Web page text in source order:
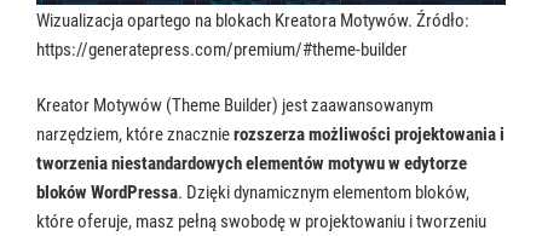
Wizualizacja opartego na blokach Kreatora Motywów. Źródło:
https://generatepress.com/premium/#theme-builder
Kreator Motywów (Theme Builder) jest zaawansowanym
narzędziem, które znacznierozszerza możliwości projektowania i
tworzenia niestandardowych elementów motywu w edytorze
bloków WordPressa. Dzięki dynamicznym elementom bloków,
które oferuje, masz pełną swobodę w projektowaniu i tworzeniu